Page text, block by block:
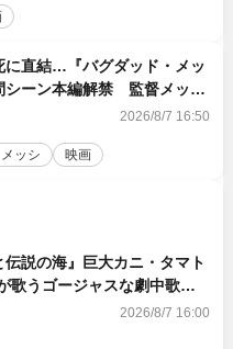
に直結…『バグダッド・メッ
シーン本編解禁 監督メッセ
2026/8/7 16:50
ッシ 映画
説の海』巨大カニ・タマト
歌うゴージャスな劇中歌
編映像解禁
2026/8/7 16:00